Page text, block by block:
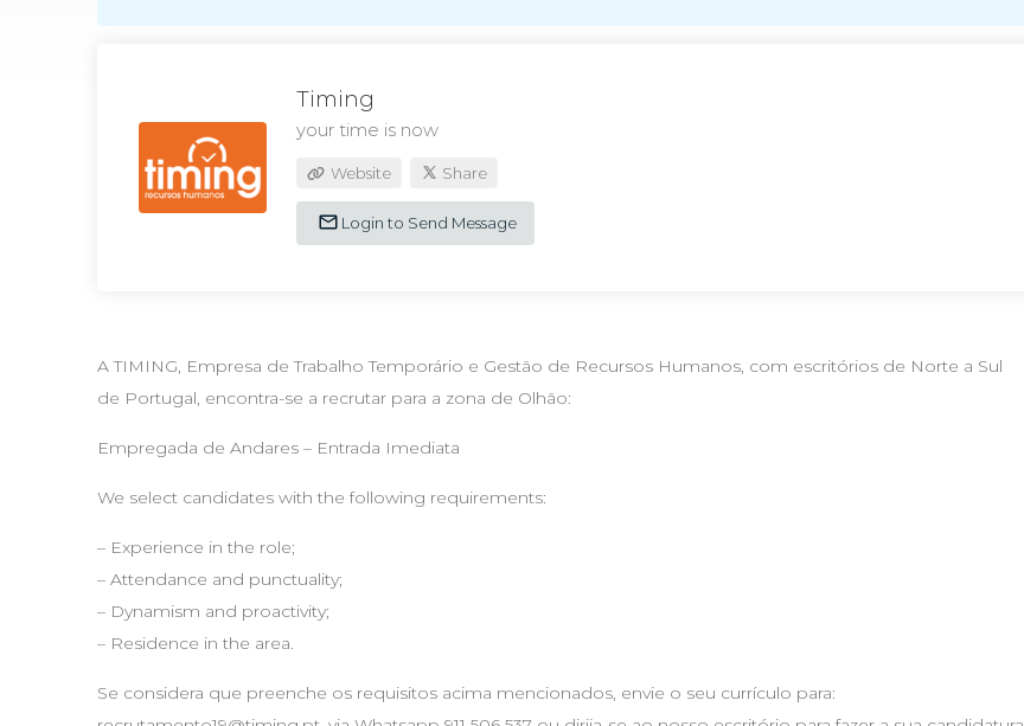
Timing
your time is now
Website Share
Login to Send Message
A TIMING, Empresa de Trabalho Temporário e Gestão de Recursos Humanos, com escritórios de Norte a Sul
de Portugal, encontra-se a recrutar para a zona de Olhão:
Empregada de Andares – Entrada Imediata
We select candidates with the following requirements:
– Experience in the role;
– Attendance and punctuality;
– Dynamism and proactivity;
– Residence in the area.
Se considera que preenche os requisitos acima mencionados, envie o seu currículo para: